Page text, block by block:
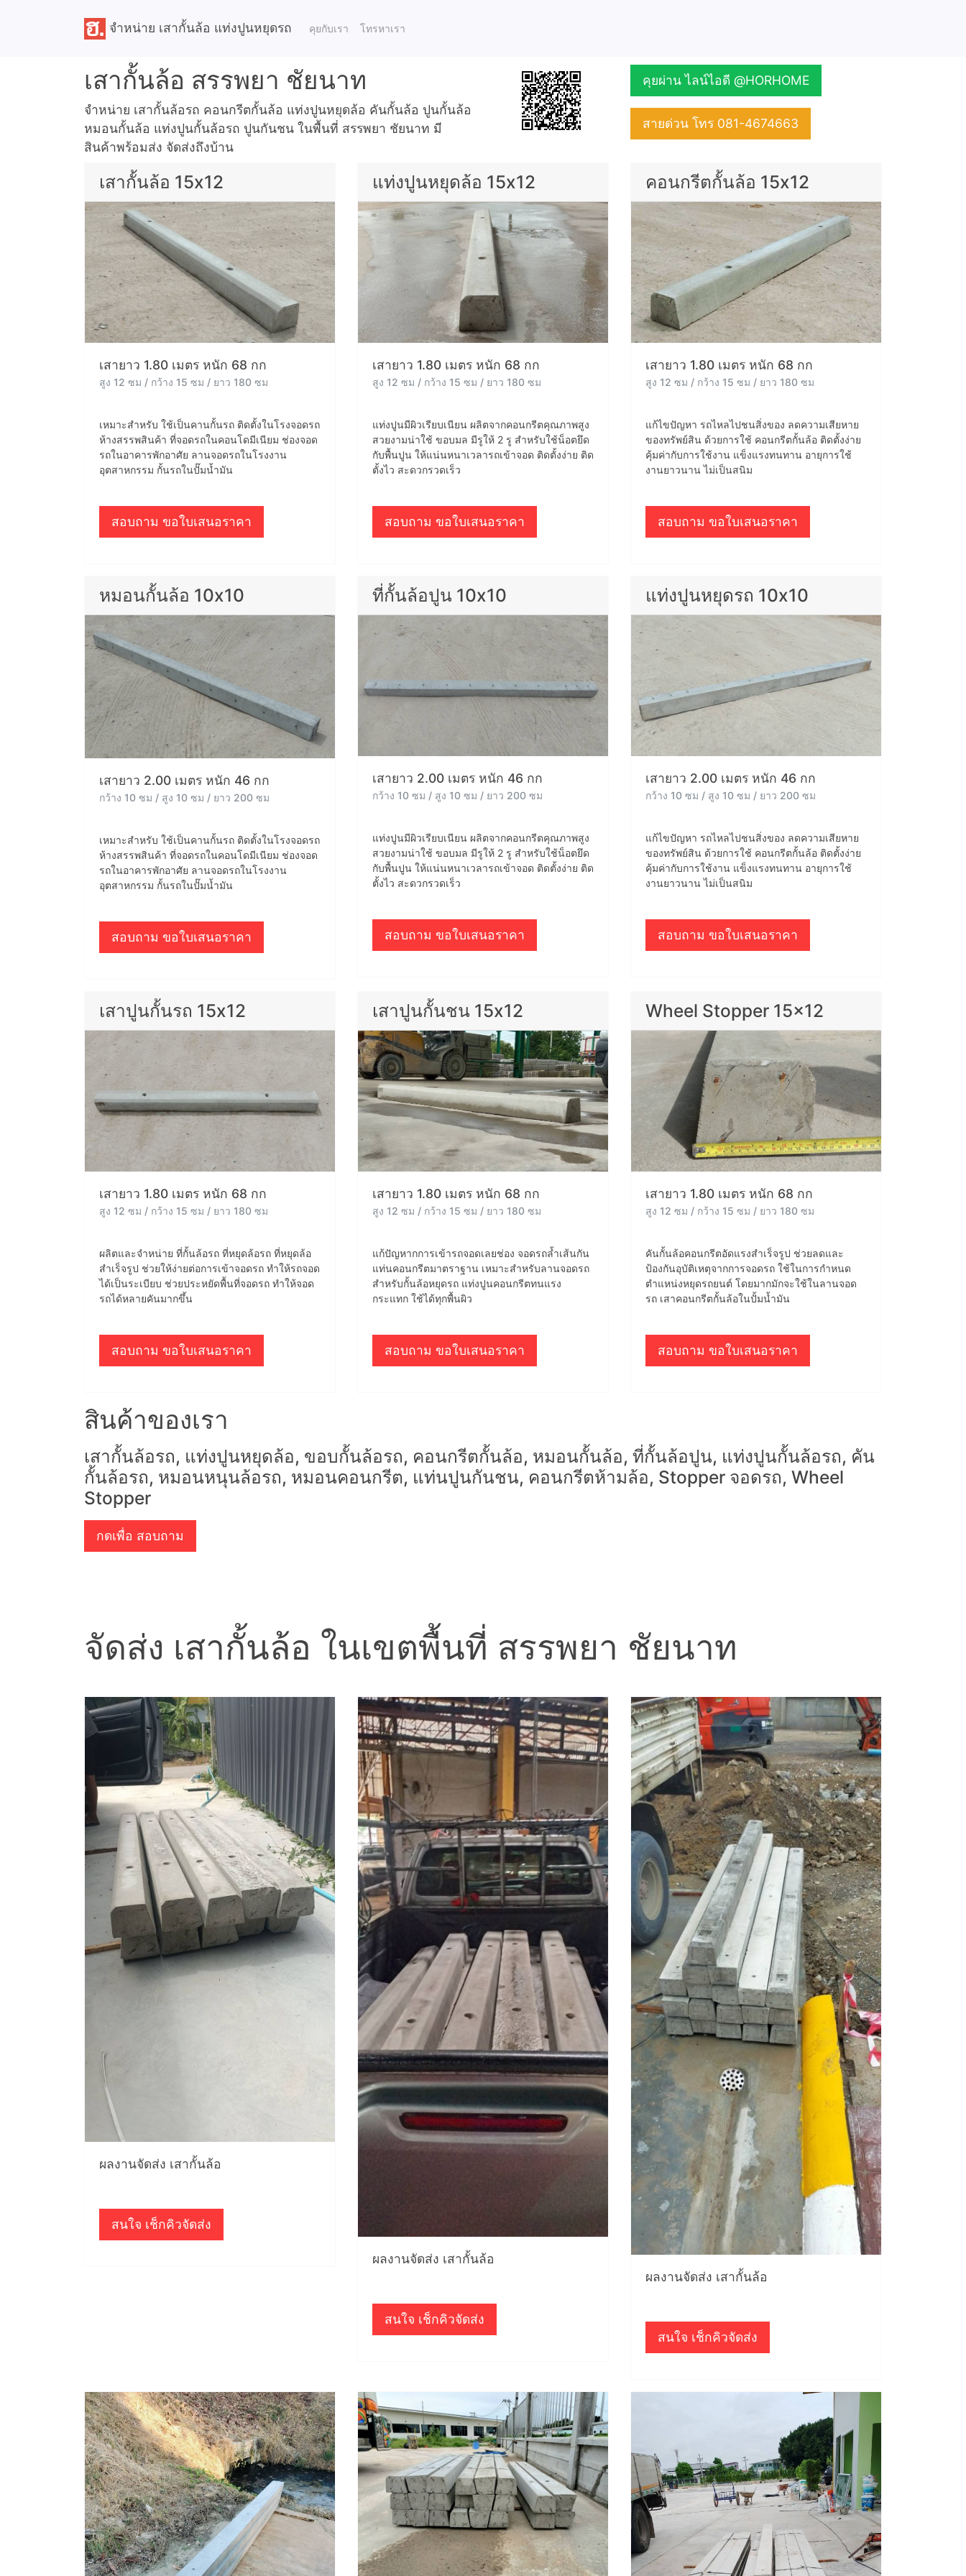
จำหน่าย เสากั้นล้อ แท่งปูนหยุดรถ คุยกับเรา โทรหาเรา
เสากั้นล้อ สรรพยา ชัยนาท
จำหน่าย เสากั้นล้อรถ คอนกรีตกั้นล้อ แท่งปูนหยุดล้อ คันกั้นล้อ ปูนกั้นล้อ
หมอนกั้นล้อ แท่งปูนกั้นล้อรถ ปูนกันชน ในพื้นที่ สรรพยา ชัยนาท มี
สินค้าพร้อมส่ง จัดส่งถึงบ้าน
คุยผ่าน ไลน์ไอดี @HORHOME
สายด่วน โทร 081-4674663
เสากั้นล้อ 15x12
เสายาว 1.80 เมตร หนัก 68 กก
สูง 12 ซม / กว้าง 15 ซม / ยาว 180 ซม
เหมาะสำหรับ ใช้เป็นคานกั้นรถ ติดตั้งในโรงจอดรถ
ห้างสรรพสินค้า ที่จอดรถในคอนโดมีเนียม ช่องจอด
รถในอาคารพักอาศัย ลานจอดรถในโรงงาน
อุตสาหกรรม กั้นรถในปั๊มน้ำมัน
สอบถาม ขอใบเสนอราคา
แท่งปูนหยุดล้อ 15x12
เสายาว 1.80 เมตร หนัก 68 กก
สูง 12 ซม / กว้าง 15 ซม / ยาว 180 ซม
แท่งปูนมีผิวเรียบเนียน ผลิตจากคอนกรีตคุณภาพสูง
สวยงามน่าใช้ ขอบมล มีรูให้ 2 รู สำหรับใช้น็อตยึด
กับพื้นปูน ให้แน่นหนาเวลารถเข้าจอด ติดตั้งง่าย ติด
ตั้งไว สะดวกรวดเร็ว
สอบถาม ขอใบเสนอราคา
คอนกรีตกั้นล้อ 15x12
เสายาว 1.80 เมตร หนัก 68 กก
สูง 12 ซม / กว้าง 15 ซม / ยาว 180 ซม
แก้ไขปัญหา รถไหลไปชนสิ่งของ ลดความเสียหาย
ของทรัพย์สิน ด้วยการใช้ คอนกรีตกั้นล้อ ติดตั้งง่าย
คุ้มค่ากับการใช้งาน แข็งแรงทนทาน อายุการใช้
งานยาวนาน ไม่เป็นสนิม
สอบถาม ขอใบเสนอราคา
หมอนกั้นล้อ 10x10
เสายาว 2.00 เมตร หนัก 46 กก
กว้าง 10 ซม / สูง 10 ซม / ยาว 200 ซม
เหมาะสำหรับ ใช้เป็นคานกั้นรถ ติดตั้งในโรงจอดรถ
ห้างสรรพสินค้า ที่จอดรถในคอนโดมีเนียม ช่องจอด
รถในอาคารพักอาศัย ลานจอดรถในโรงงาน
อุตสาหกรรม กั้นรถในปั๊มน้ำมัน
สอบถาม ขอใบเสนอราคา
ที่กั้นล้อปูน 10x10
เสายาว 2.00 เมตร หนัก 46 กก
กว้าง 10 ซม / สูง 10 ซม / ยาว 200 ซม
แท่งปูนมีผิวเรียบเนียน ผลิตจากคอนกรีตคุณภาพสูง
สวยงามน่าใช้ ขอบมล มีรูให้ 2 รู สำหรับใช้น็อตยึด
กับพื้นปูน ให้แน่นหนาเวลารถเข้าจอด ติดตั้งง่าย ติด
ตั้งไว สะดวกรวดเร็ว
สอบถาม ขอใบเสนอราคา
แท่งปูนหยุดรถ 10x10
เสายาว 2.00 เมตร หนัก 46 กก
กว้าง 10 ซม / สูง 10 ซม / ยาว 200 ซม
แก้ไขปัญหา รถไหลไปชนสิ่งของ ลดความเสียหาย
ของทรัพย์สิน ด้วยการใช้ คอนกรีตกั้นล้อ ติดตั้งง่าย
คุ้มค่ากับการใช้งาน แข็งแรงทนทาน อายุการใช้
งานยาวนาน ไม่เป็นสนิม
สอบถาม ขอใบเสนอราคา
เสาปูนกั้นรถ 15x12
เสายาว 1.80 เมตร หนัก 68 กก
สูง 12 ซม / กว้าง 15 ซม / ยาว 180 ซม
ผลิตและจำหน่าย ที่กั้นล้อรถ ที่หยุดล้อรถ ที่หยุดล้อ
สำเร็จรูป ช่วยให้ง่ายต่อการเข้าจอดรถ ทำให้รถจอด
ได้เป็นระเบียบ ช่วยประหยัดพื้นที่จอดรถ ทำให้จอด
รถได้หลายคันมากขึ้น
สอบถาม ขอใบเสนอราคา
เสาปูนกั้นชน 15x12
เสายาว 1.80 เมตร หนัก 68 กก
สูง 12 ซม / กว้าง 15 ซม / ยาว 180 ซม
แก้ปัญหากการเข้ารถจอดเลยช่อง จอดรถล้ำเส้นกัน
แท่นคอนกรีตมาตราฐาน เหมาะสำหรับลานจอดรถ
สำหรับกั้นล้อหยุดรถ แท่งปูนคอนกรีตทนแรง
กระแทก ใช้ได้ทุกพื้นผิว
สอบถาม ขอใบเสนอราคา
Wheel Stopper 15x12
เสายาว 1.80 เมตร หนัก 68 กก
สูง 12 ซม / กว้าง 15 ซม / ยาว 180 ซม
คันกั้นล้อคอนกรีตอัดแรงสำเร็จรูป ช่วยลดและ
ป้องกันอุบัติเหตุจากการจอดรถ ใช้ในการกำหนด
ตำแหน่งหยุดรถยนต์ โดยมากมักจะใช้ในลานจอด
รถ เสาคอนกรีตกั้นล้อในปั้มน้ำมัน
สอบถาม ขอใบเสนอราคา
สินค้าของเรา
เสากั้นล้อรถ, แท่งปูนหยุดล้อ, ขอบกั้นล้อรถ, คอนกรีตกั้นล้อ, หมอนกั้นล้อ, ที่กั้นล้อปูน, แท่งปูนกั้นล้อรถ, คัน
กั้นล้อรถ, หมอนหนุนล้อรถ, หมอนคอนกรีต, แท่นปูนกันชน, คอนกรีตห้ามล้อ, Stopper จอดรถ, Wheel
Stopper
กดเพื่อ สอบถาม
จัดส่ง เสากั้นล้อ ในเขตพื้นที่ สรรพยา ชัยนาท
ผลงานจัดส่ง เสากั้นล้อ
สนใจ เช็กคิวจัดส่ง
ผลงานจัดส่ง เสากั้นล้อ
สนใจ เช็กคิวจัดส่ง
ผลงานจัดส่ง เสากั้นล้อ
สนใจ เช็กคิวจัดส่ง